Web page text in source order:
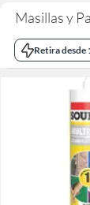
Masillas y
Retira desde